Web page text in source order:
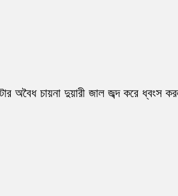
অবৈধ চায়না দুয়ারী জাল জব্দ করে ধ্বংস